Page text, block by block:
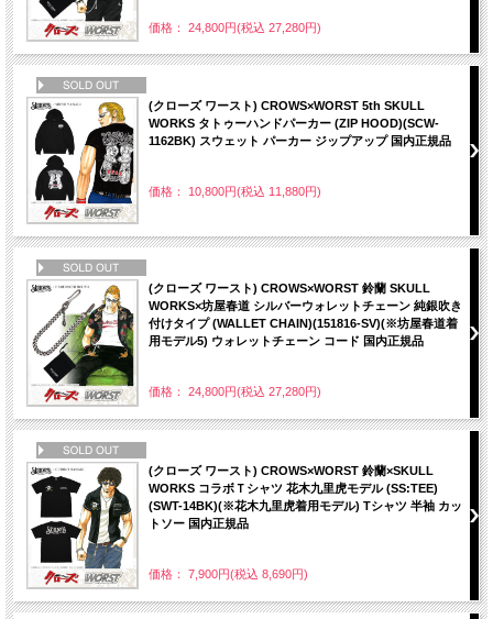
価格： 24,800円(税込 27,280円)
(クローズ ワースト) CROWS×WORST 5th SKULL
WORKS タトゥーハンドパーカー (ZIP HOOD)(SCW-
1162BK) スウェット パーカー ジップアップ 国内正規品
価格： 10,800円(税込 11,880円)
(クローズ ワースト) CROWS×WORST 鈴蘭 SKULL
WORKS×坊屋春道 シルバーウォレットチェーン 純銀吹き
付けタイプ (WALLET CHAIN)(151816-SV)(※坊屋春道着
用モデル5) ウォレットチェーン コード 国内正規品
価格： 24,800円(税込 27,280円)
(クローズ ワースト) CROWS×WORST 鈴蘭×SKULL
WORKS コラボＴシャツ 花木九里虎モデル (SS:TEE)
(SWT-14BK)(※花木九里虎着用モデル) Tシャツ 半袖 カッ
トソー 国内正規品
価格： 7,900円(税込 8,690円)